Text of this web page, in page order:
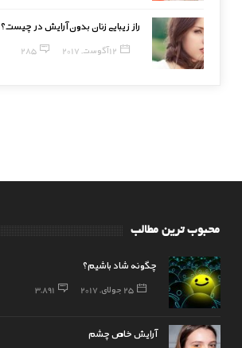
راز زیبایی زنان بدون آرایش در چیست؟
12 آگوست, 2017 285
محبوب ترین مطالب
چگونه شاد باشیم؟
25 جولای, 2017 3,891
آرایش خاص چشم